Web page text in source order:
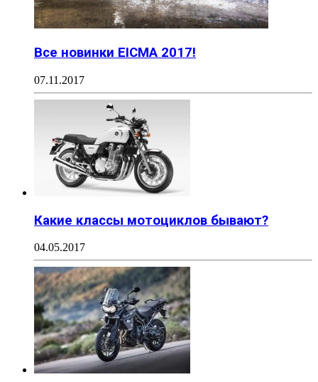
Все новинки EICMA 2017!
07.11.2017
Какие классы мотоциклов бывают?
04.05.2017